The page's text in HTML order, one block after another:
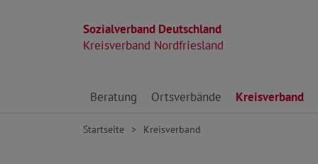
Sozialverband Deutschland
Kreisverband Nordfriesland
Direkt zu den Inhalten springen
Beratung Ortsverbände Kreisverband
Startseite Kreisverband